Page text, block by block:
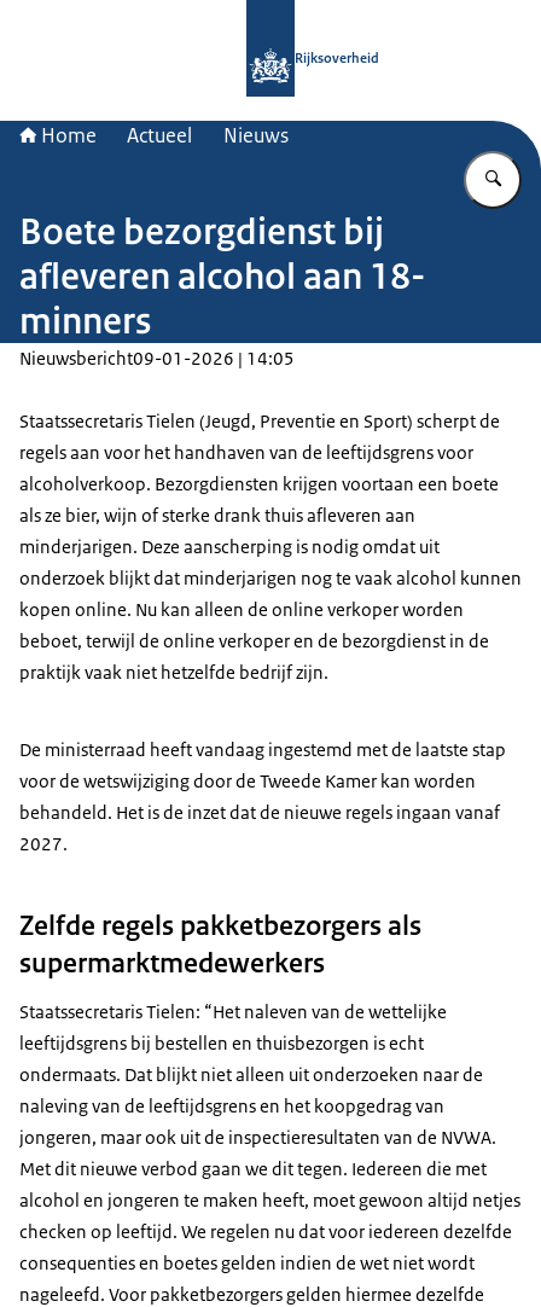
Rijksoverheid
Home Actueel Nieuws
Boete bezorgdienst bij
afleveren alcohol aan 18-
minners
Nieuwsbericht09-01-2026 | 14:05
Staatssecretaris Tielen (Jeugd, Preventie en Sport) scherpt de
regels aan voor het handhaven van de leeftijdsgrens voor
alcoholverkoop. Bezorgdiensten krijgen voortaan een boete
als ze bier, wijn of sterke drank thuis afleveren aan
minderjarigen. Deze aanscherping is nodig omdat uit
onderzoek blijkt dat minderjarigen nog te vaak alcohol kunnen
kopen online. Nu kan alleen de online verkoper worden
beboet, terwijl de online verkoper en de bezorgdienst in de
praktijk vaak niet hetzelfde bedrijf zijn.
De ministerraad heeft vandaag ingestemd met de laatste stap
voor de wetswijziging door de Tweede Kamer kan worden
behandeld. Het is de inzet dat de nieuwe regels ingaan vanaf
2027.
Zelfde regels pakketbezorgers als
supermarktmedewerkers
Staatssecretaris Tielen: “Het naleven van de wettelijke
leeftijdsgrens bij bestellen en thuisbezorgen is echt
ondermaats. Dat blijkt niet alleen uit onderzoeken naar de
naleving van de leeftijdsgrens en het koopgedrag van
jongeren, maar ook uit de inspectieresultaten van de NVWA.
Met dit nieuwe verbod gaan we dit tegen. Iedereen die met
alcohol en jongeren te maken heeft, moet gewoon altijd netjes
checken op leeftijd. We regelen nu dat voor iedereen dezelfde
consequenties en boetes gelden indien de wet niet wordt
nageleefd. Voor pakketbezorgers gelden hiermee dezelfde